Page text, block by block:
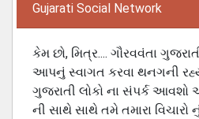
Gujarati Social Network
કેમ છો, મિત્ર.... ગૌરવવંતા
આપનું સ્વાગત કરવા થનગની
ગુજરાતી લોકો ના સંપર્ક આવશો
ની સાથે સાથે તમે તમારા